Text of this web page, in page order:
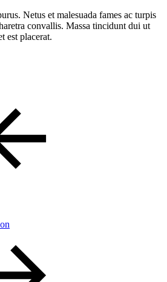
Netus et malesuada fames ac turpis
convallis. Massa tincidunt dui ut
est placerat.